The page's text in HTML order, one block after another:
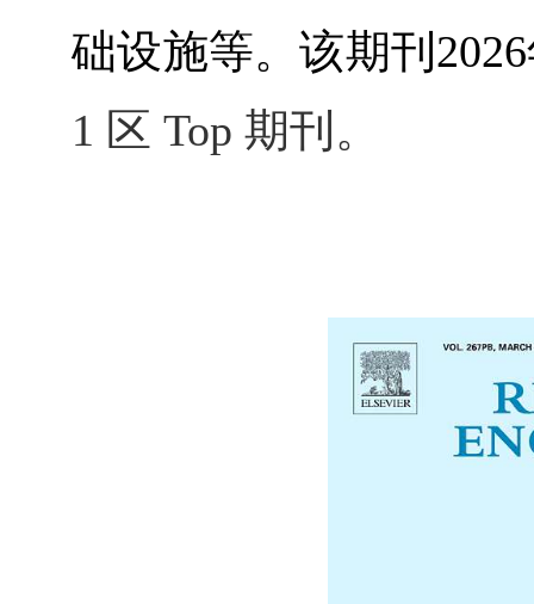
础设施等。该期刊 2026
1 区 Top 期刊。